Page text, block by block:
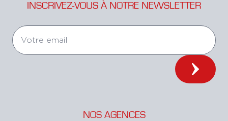
INSCRIVEZ-VOUS À NOTRE NEWSLETTER
NOS AGENCES